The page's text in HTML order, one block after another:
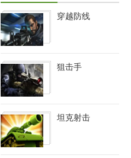
穿越防线
狙击手
坦克射击